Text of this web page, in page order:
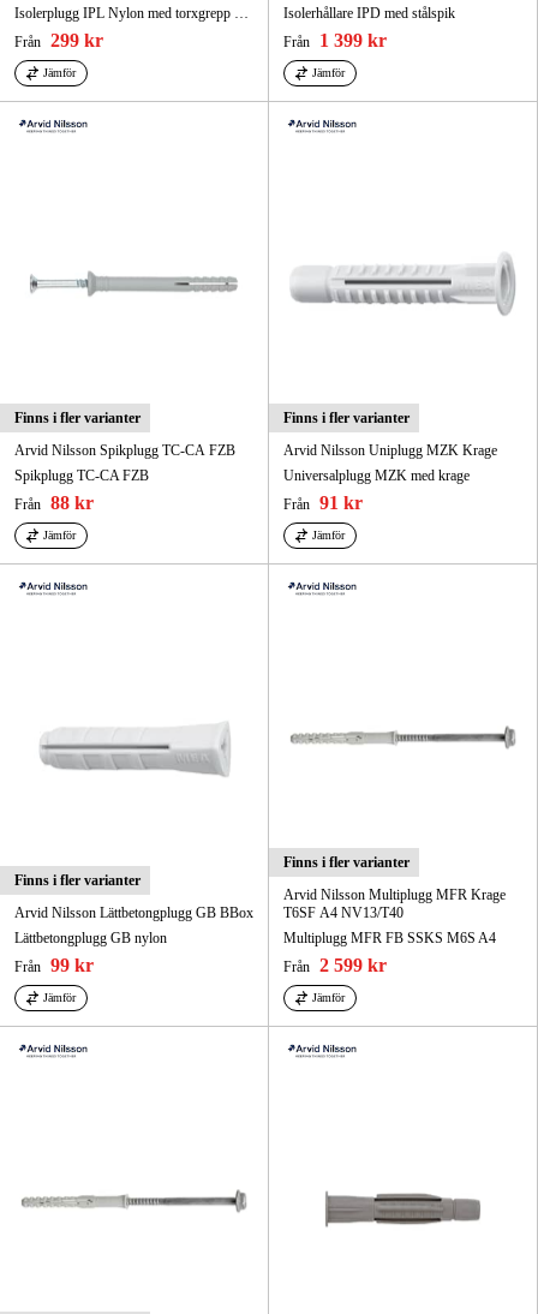
Från 299 kr
Jämför
Isolerhållare IPD med stålspik
Från
1 399 kr
Jämför
Finns i fler varianter
Arvid Nilsson Spikplugg TC-CA FZB
Spikplugg TC-CA FZB
Från 88 kr
Jämför
Finns i fler varianter
Arvid Nilsson Uniplugg MZK Krage
Universalplugg MZK med krage
Från 91 kr
Jämför
Finns i fler varianter
Arvid Nilsson Lättbetongplugg GB BBox
Lättbetongplugg GB nylon
Från 99 kr
Jämför
Finns i fler varianter
Arvid Nilsson Multiplugg MFR Krage
T6SF A4 NV13/T40
Multiplugg MFR FB SSKS M6S A4
Från 2 599 kr
Jämför